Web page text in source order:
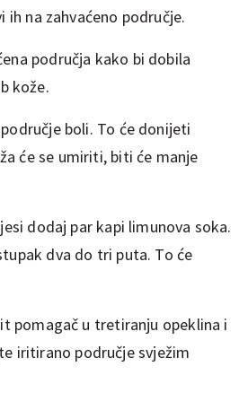
na zahvaćeno područje.
područja kako bi dobila
kože.
boli. To će donijeti
će se umiriti, biti će manje
dodaj par kapi limunova soka.
dva do tri puta. To će
pomagač u tretiranju opeklina i
iritirano područje svježim